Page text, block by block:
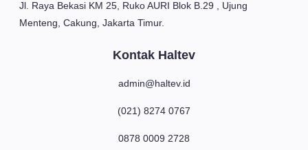
Jl. Raya Bekasi KM 25, Ruko AURI Blok B.29 , Ujung
Menteng, Cakung, Jakarta Timur.
Kontak Haltev
admin@haltev.id
(021) 8274 0767
0878 0009 2728